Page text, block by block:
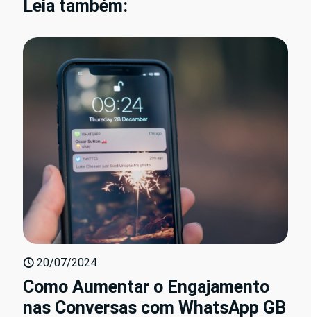
Leia também:
20/07/2024
Como Aumentar o Engajamento
nas Conversas com WhatsApp GB